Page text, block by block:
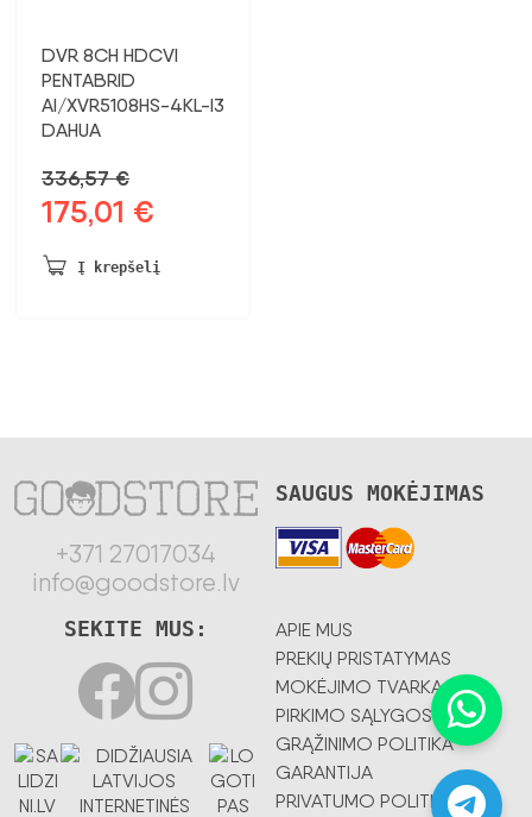
DVR 8CH HDCVI
PENTABRID
AI/XVR5108HS-4KL-I3
DAHUA
336,57€
Pradinė
buvo:
175,01 €
175,01 €.
Į krepšelį
+371 27017034
info@goodstore.lv
SAUGUS MOKĖJIMAS
APIE MUS
PREKIŲ PRISTATYMAS
MOKĖJIMO TVARKA
PIRKIMO SĄLYGOS
GRĄŽINIMO POLITIKA
GARANTIJA
PRIVATUMO POLITIKA
SEKITE MUS: